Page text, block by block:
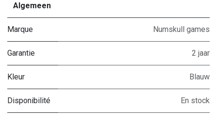
Algemeen
Marque Numskull games
Garantie 2 jaar
Kleur Blauw
Disponibilité En stock